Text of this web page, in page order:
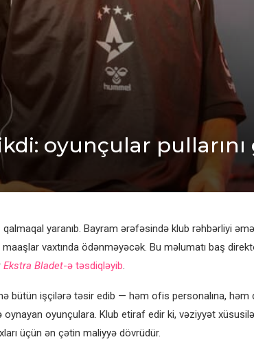
oyunçular pullarını
qalmaqal yaranıb. Bayram ərəfəsində klub rəhbərliyi
maaşlar vaxtında ödənməyəcək. Bu məlumatı baş
Ekstra Bladet-ə təsdiqləyib
bütün işçilərə təsir edib — həm ofis personalına, həm
oyunçulara. Klub etiraf edir ki, vəziyyət
üçün ən çətin maliyyə dövrüdür.